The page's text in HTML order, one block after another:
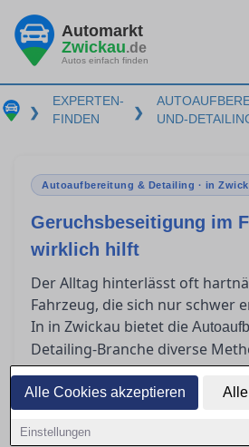
Alle Cookies akzeptieren
Einstellungen
Automarkt
Zwickau.de
Autos einfach finden
❯
EXPERTEN-
FINDEN
❯
UND-
Autoaufbereitung & Detailing · in
Geruchsbeseitigung im
wirklich hilft
Der Alltag hinterlässt oft
Fahrzeug, die sich nur schwer
In in Zwickau bietet die
Detailing-Branche diverse
Geruchsbeseitigung an. Dieser
einen Überblick über effektive
Ozonbehandlungen,
Tiefenreinigungen und erklärt,